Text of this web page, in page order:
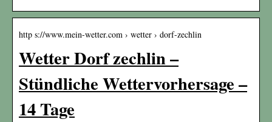
http s://www.mein-wetter.com › wetter › dorf-zechlin
Wetter Dorf zechlin –
Stündliche Wettervorhersage –
14 Tage